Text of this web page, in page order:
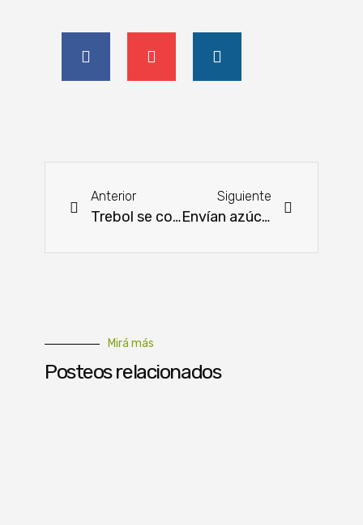
Anterior
Trebol se consagra como líder en quesos
Siguiente
Envían azúcar orgánica a Taiwán
Mirá más
Posteos relacionados